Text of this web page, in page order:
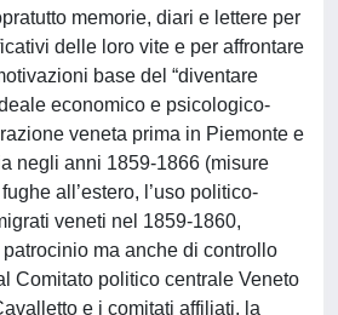
memorie, diari e lettere per
delle loro vite e per affrontare
base del “diventare
economico e psicologico-
veneta prima in Piemonte e
negli anni 1859-1866 (misure
all’estero, l’uso politico-
veneti nel 1859-1860,
patrocinio ma anche di controllo
Comitato politico centrale Veneto
e i comitati affiliati, la